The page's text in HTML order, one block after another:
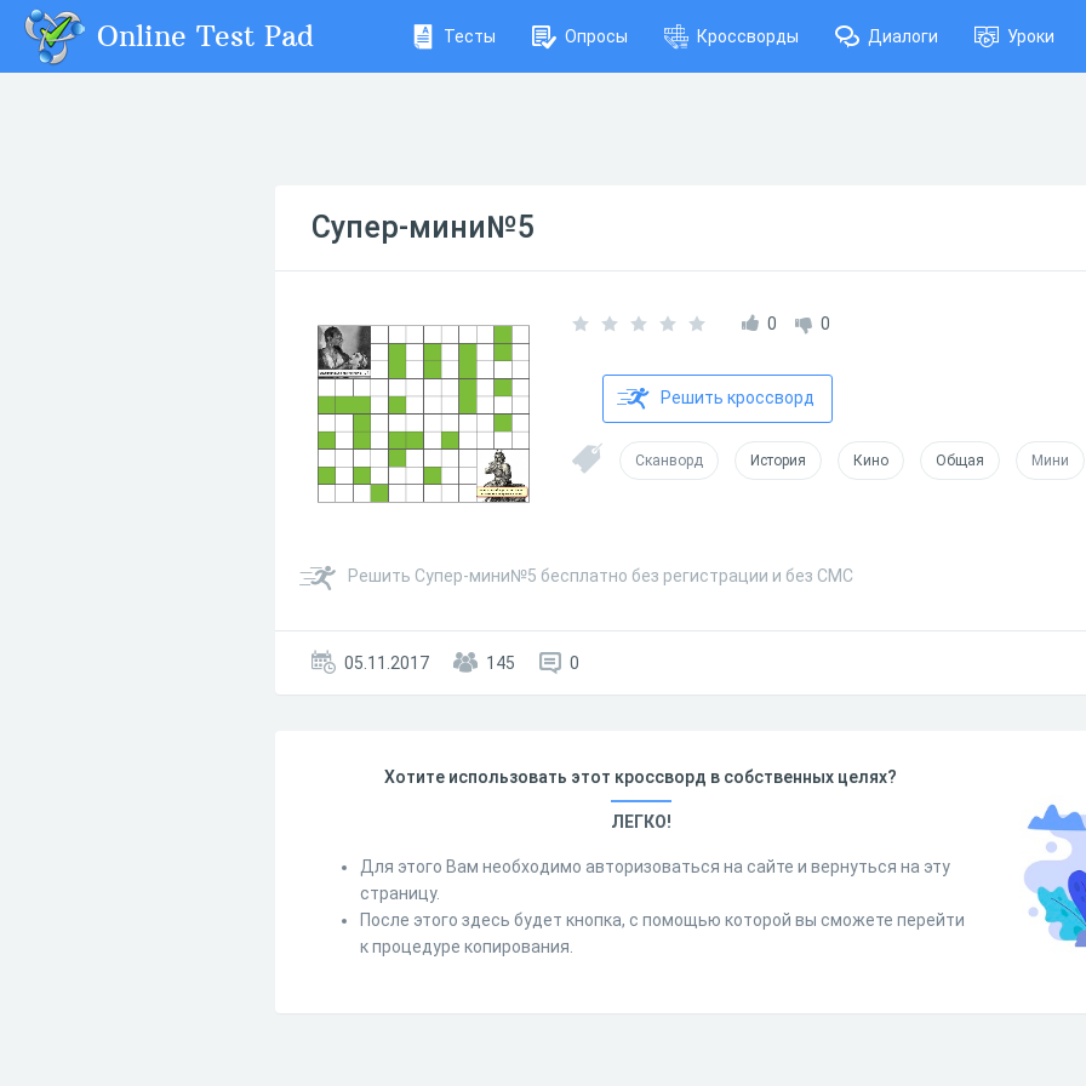
Online Test Pad Тесты Опросы Кроссворды Диалоги Уроки
Супер-мини№5
0 0
Решить кроссворд
Сканворд История Кино Общая Мини
Решить Супер-мини№5 бесплатно без регистрации и без СМС
05.11.2017 145 0
Хотите использовать этот кроссворд в собственных целях?
ЛЕГКО!
Для этого Вам необходимо авторизоваться на сайте и вернуться на эту
страницу.
После этого здесь будет кнопка, с помощью которой вы сможете перейти
к процедуре копирования.